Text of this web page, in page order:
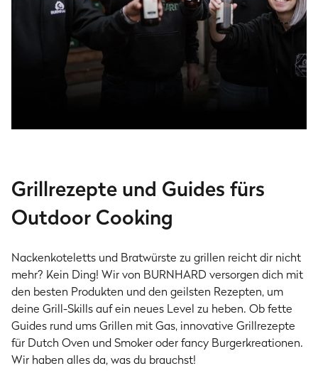
Als Teil unserer brandheißen Community erfährst
du als einer der ersten von Produktneuheiten und
sicherst dir exklusive Vorteile!
Grillrezepte und Guides fürs
Outdoor Cooking
Nackenkoteletts und Bratwürste zu grillen reicht dir nicht
mehr? Kein Ding! Wir von BURNHARD versorgen dich mit
den besten Produkten und den geilsten Rezepten, um
deine Grill-Skills auf ein neues Level zu heben. Ob fette
Guides rund ums Grillen mit Gas, innovative Grillrezepte
für Dutch Oven und Smoker oder fancy Burgerkreationen.
Wir haben alles da, was du brauchst!